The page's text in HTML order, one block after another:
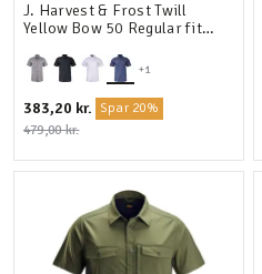
+1
J. Harvest & Frost Twill
Yellow Bow 50 Regular fit
383,20 kr. Spar 20%
479,00 kr.